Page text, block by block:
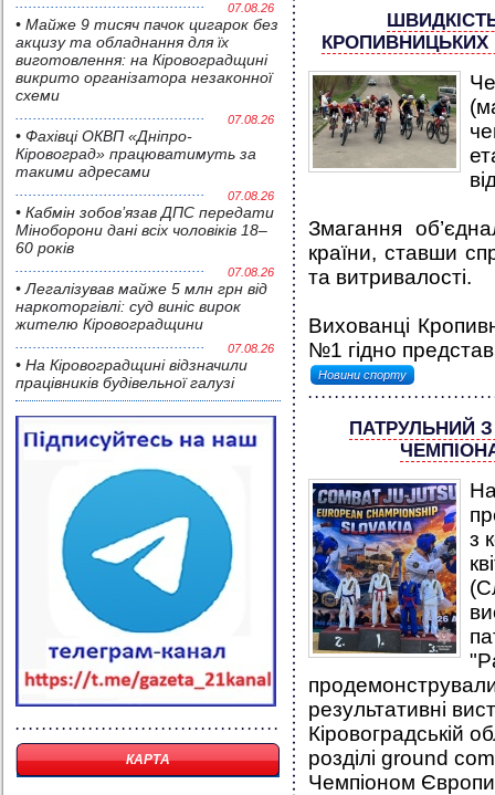
07.08.26
• Майже 9 тисяч пачок цигарок без
акцизу та обладнання для їх
виготовлення: на Кіровоградщині
викрито організатора незаконної
схеми
07.08.26
• Фахівці ОКВП «Дніпро-
Кіровоград» працюватимуть за
такими адресами
07.08.26
• Кабмін зобов’язав ДПС передати
Міноборони дані всіх чоловіків 18–
60 років
07.08.26
• Легалізував майже 5 млн грн від
наркоторгівлі: суд виніс вирок
жителю Кіровоградщини
07.08.26
• На Кіровоградщині відзначили
працівників будівельної галузі
КАРТА
КРОПИВНИЦЬКИХ
Змагання
країни, ставши
та витривалості.
Вихованці
№1 гідно
Новини спорту
ПАТРУЛЬНИЙ
з
продемонстрували
результативні
Кіровоградській
розділі ground
Чемпіоном